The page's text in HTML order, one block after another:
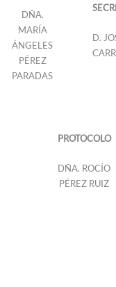
DÑA.
MARÍA
ÁNGELES
PÉREZ
PARADAS
D.
PROTOCOLO
DÑA. ROCÍO
PÉREZ RUIZ